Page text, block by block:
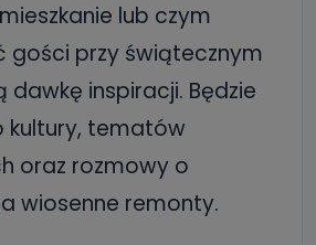
lub czym
gości przy świątecznym
dawkę inspiracji. Będzie
kultury, tematów
oraz rozmowy o
wiosenne remonty.